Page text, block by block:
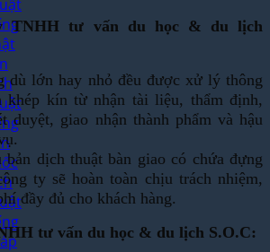
TNHH tư vấn du học & du lịch
dù lớn hay nhỏ đều được xử lý thông
khép kín từ nhận tài liệu, thẩm định,
duyệt, giao nhận thành phẩm và hậu
bản dịch thuật bàn giao có chứa đựng
ty sẽ hoàn toàn chịu trách nhiệm,
đầy đủ cho khách hàng.
tư vấn du học & du lịch S.O.C: